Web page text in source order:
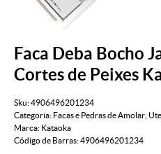
Faca Deba Bocho
Cortes de Peixes
Sku:4906496201234
Categoria: Facas e Pedras de Amolar
Marca: Kataoka
Código de Barras:4906496201234